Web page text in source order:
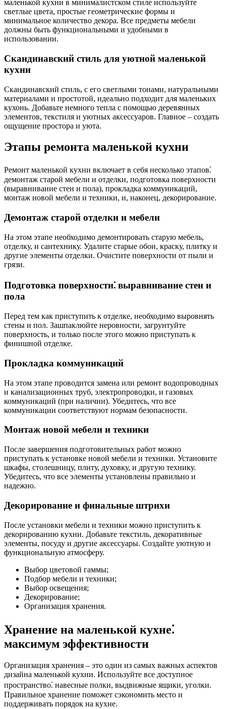
маленькой кухни в минималистском стиле используйте
светлые цвета, простые геометрические формы и
минимальное количество декора. Все предметы мебели
должны быть функциональными и удобными в
использовании.
Скандинавский стиль для уютной маленькой
кухни
Скандинавский стиль, с его светлыми тонами, натуральными
материалами и простотой, идеально подходит для маленьких
кухонь. Добавьте немного тепла с помощью деревянных
элементов, текстиля и уютных аксессуаров. Главное – создать
ощущение простора и уюта.
Этапы ремонта маленькой кухни
Ремонт маленькой кухни включает в себя несколько этапов⁚
демонтаж старой мебели и отделки, подготовка поверхности
(выравнивание стен и пола), прокладка коммуникаций,
монтаж новой мебели и техники, и, наконец, декорирование.
Демонтаж старой отделки и мебели
На этом этапе необходимо демонтировать старую мебель,
отделку, и сантехнику. Удалите старые обои, краску, плитку и
другие элементы отделки. Очистите поверхности от пыли и
грязи.
Подготовка поверхности⁚ выравнивание стен и
пола
Перед тем как приступить к отделке, необходимо выровнять
стены и пол. Зашпаклюйте неровности, загрунтуйте
поверхность, и только после этого можно приступать к
финишной отделке.
Прокладка коммуникаций
На этом этапе проводится замена или ремонт водопроводных
и канализационных труб, электропроводки, и газовых
коммуникаций (при наличии). Убедитесь, что все
коммуникации соответствуют нормам безопасности.
Монтаж новой мебели и техники
После завершения подготовительных работ можно
приступать к установке новой мебели и техники. Установите
шкафы, столешницу, плиту, духовку, и другую технику.
Убедитесь, что все элементы установлены правильно и
надежно.
Декорирование и финальные штрихи
После установки мебели и техники можно приступить к
декорированию кухни. Добавьте текстиль, декоративные
элементы, посуду и другие аксессуары. Создайте уютную и
функциональную атмосферу.
Выбор цветовой гаммы;
Подбор мебели и техники;
Выбор освещения;
Декорирование;
Организация хранения.
Хранение на маленькой кухне⁚
максимум эффективности
Организация хранения – это один из самых важных аспектов
дизайна маленькой кухни. Используйте все доступное
пространство⁚ навесные полки, выдвижные ящики, уголки.
Правильное хранение поможет сэкономить место и
поддерживать порядок на кухне.